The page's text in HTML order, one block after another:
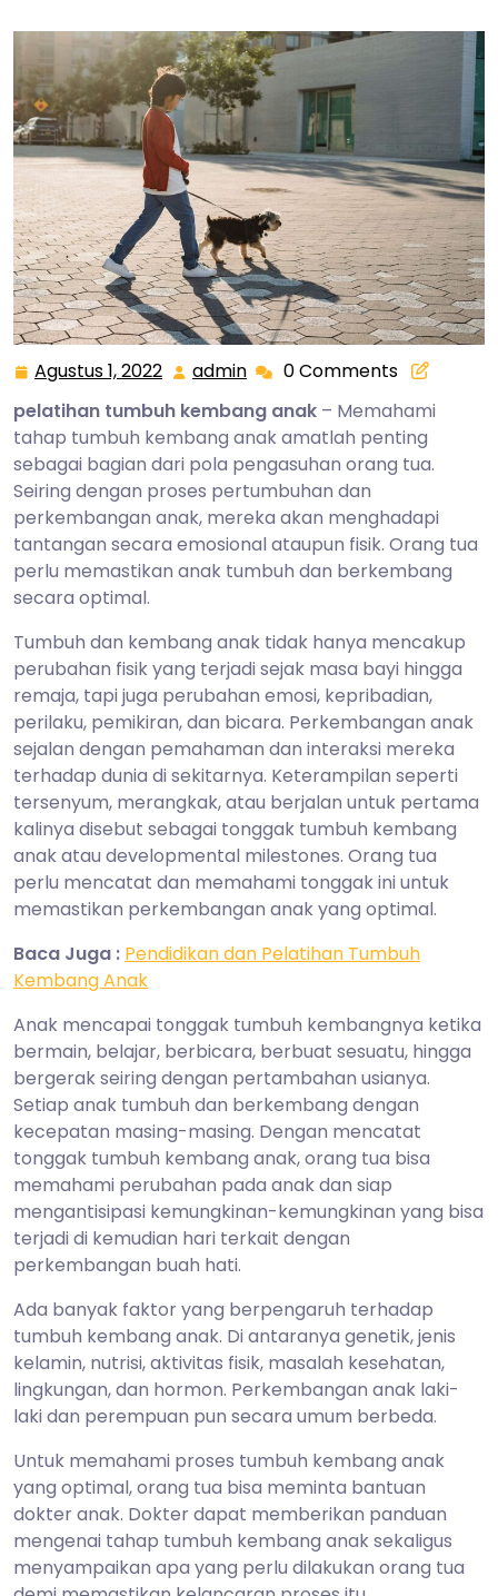
Agustus 1, 2022 Agustus
1,
2022
admin admin0 Comments
pelatihan tumbuh kembang anak – Memahami
tahap tumbuh kembang anak amatlah penting
sebagai bagian dari pola pengasuhan orang tua.
Seiring dengan proses pertumbuhan dan
perkembangan anak, mereka akan menghadapi
tantangan secara emosional ataupun fisik. Orang tua
perlu memastikan anak tumbuh dan berkembang
secara optimal.
Tumbuh dan kembang anak tidak hanya mencakup
perubahan fisik yang terjadi sejak masa bayi hingga
remaja, tapi juga perubahan emosi, kepribadian,
perilaku, pemikiran, dan bicara. Perkembangan anak
sejalan dengan pemahaman dan interaksi mereka
terhadap dunia di sekitarnya. Keterampilan seperti
tersenyum, merangkak, atau berjalan untuk pertama
kalinya disebut sebagai tonggak tumbuh kembang
anak atau developmental milestones. Orang tua
perlu mencatat dan memahami tonggak ini untuk
memastikan perkembangan anak yang optimal.
Baca Juga : Pendidikan dan Pelatihan Tumbuh
Kembang Anak
Anak mencapai tonggak tumbuh kembangnya ketika
bermain, belajar, berbicara, berbuat sesuatu, hingga
bergerak seiring dengan pertambahan usianya.
Setiap anak tumbuh dan berkembang dengan
kecepatan masing-masing. Dengan mencatat
tonggak tumbuh kembang anak, orang tua bisa
memahami perubahan pada anak dan siap
mengantisipasi kemungkinan-kemungkinan yang bisa
terjadi di kemudian hari terkait dengan
perkembangan buah hati.
Ada banyak faktor yang berpengaruh terhadap
tumbuh kembang anak. Di antaranya genetik, jenis
kelamin, nutrisi, aktivitas fisik, masalah kesehatan,
lingkungan, dan hormon. Perkembangan anak laki-
laki dan perempuan pun secara umum berbeda.
Untuk memahami proses tumbuh kembang anak
yang optimal, orang tua bisa meminta bantuan
dokter anak. Dokter dapat memberikan panduan
mengenai tahap tumbuh kembang anak sekaligus
menyampaikan apa yang perlu dilakukan orang tua